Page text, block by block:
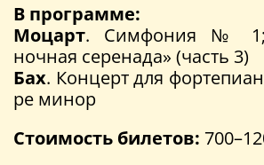
В программе:
Моцарт. Симфония № 1;
ночная серенада» (часть 3)
Бах. Концерт для
ре минор
Стоимость билетов: